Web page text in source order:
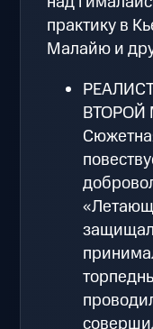
практику в
Малайю и